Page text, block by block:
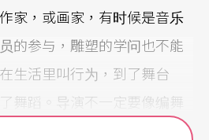
家，或画家，有时候是音乐
的参与，雕塑的学问也不能
生活里叫行为，到了舞台
舞蹈。导演不一定要像编舞